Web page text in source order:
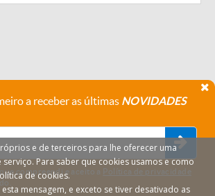
a receber as últimas NOVIDADES
compreendi e aceito a Política de privacidade
e de terceiros para lhe oferecer uma
Para saber que cookies usamos e como
de cookies.
mensagem, e exceto se tiver desativado as